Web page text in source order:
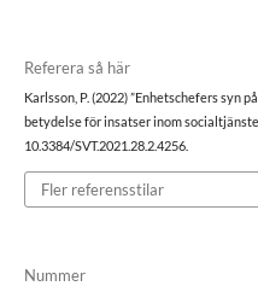
Referera så här
Karlsson, P. (2022) ”Enhetschefers syn
betydelse för insatser inom
10.3384/SVT.2021.28.2.4256.
Fler referensstilar
Nummer